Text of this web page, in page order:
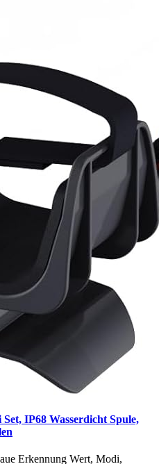
IP68 Wasserdicht Spule,
Erkennung Wert, Modi,